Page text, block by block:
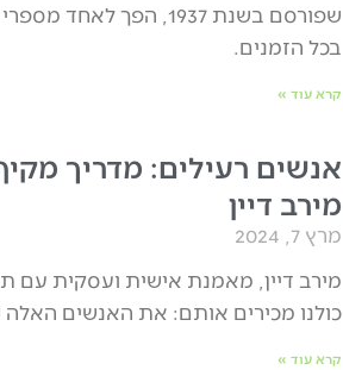
שפורסם בשנת 1937,
בכל הזמנים.
קרא עוד »
אנשים רעילים: מדריך
מירב דיין
מרץ 7, 2024
מירב דיין, מאמנת אישית ועסקית
כולנו מכירים אותם: את האנשים האלה
קרא עוד »